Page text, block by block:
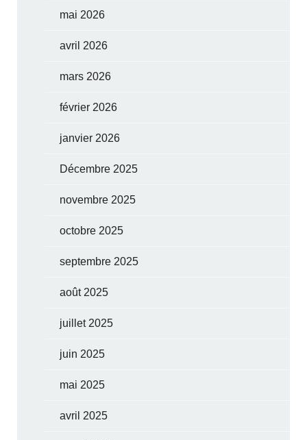
mai 2026
avril 2026
mars 2026
février 2026
janvier 2026
Décembre 2025
novembre 2025
octobre 2025
septembre 2025
août 2025
juillet 2025
juin 2025
mai 2025
avril 2025